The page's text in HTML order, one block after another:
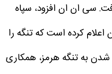
سی ان ان افزود، سپاه
اعلام کرده است که تنگه را
به تنگه هرمز، همکاری